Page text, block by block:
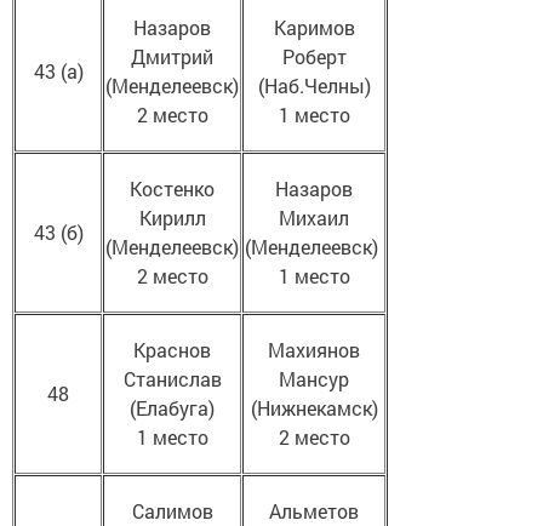
43 (а)
Назаров
Дмитрий
(Менделеевск)
2 место
Каримов
Роберт
(Наб.Челны)
1 место
43 (б)
Костенко
Кирилл
(Менделеевск)
2 место
Назаров
Михаил
(Менделеевск)
1 место
48
Краснов
Станислав
(Елабуга)
1 место
Махиянов
Мансур
(Нижнекамск)
2 место
Салимов
Альметов